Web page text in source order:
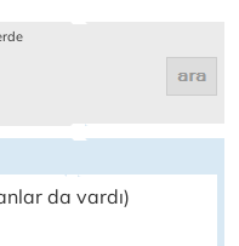
da vardı)